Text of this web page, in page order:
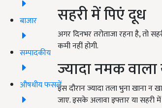
बाजार
सम्पादकीय
औषधीय फसलें
सहरी में पिएं दूध
अगर दिनभर तरोताजा रहना है, तो
कमी नहीं होगी.
ज्यादा नमक
इस दौरान ज्‍यादा तला भुना खाना
जाए. इसके अलावा इफ्तार या सहरी